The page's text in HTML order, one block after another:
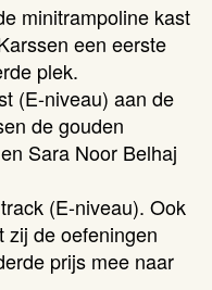
minitrampoline kast
een eerste
plek.
(E-niveau) aan de
de gouden
Sara Noor Belhaj
(E-niveau). Ook
zij de oefeningen
prijs mee naar